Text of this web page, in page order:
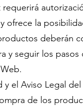
ofrece la
deberán
y seguir los pasos
el Aviso Legal
de los